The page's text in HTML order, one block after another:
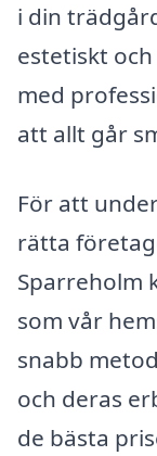
i din
estetiskt
med
att allt går
För att
rätta
Sparreholm
som vår
snabb
och deras
de bästa